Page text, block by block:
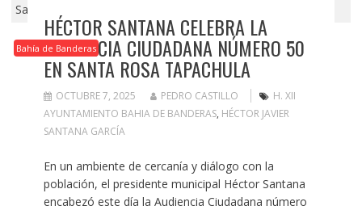
Santa Rosa Tapachula
Bahía de Banderas
HÉCTOR SANTANA CELEBRA LA
AUDIENCIA CIUDADANA NÚMERO 50
EN SANTA ROSA TAPACHULA
OCTUBRE 7, 2025 PEDRO CASTILLO
H. XII
AYUNTAMIENTO BAHIA DE BANDERAS, HÉCTOR JAVIER
SANTANA GARCÍA
En un ambiente de cercanía y diálogo con la
población, el presidente municipal Héctor Santana
encabezó este día la Audiencia Ciudadana número